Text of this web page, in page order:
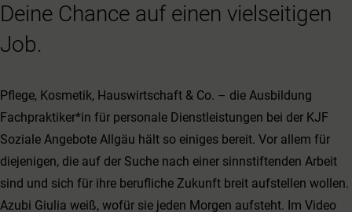
Deine Chance auf einen vielseitigen
Job.
Pflege, Kosmetik, Hauswirtschaft & Co. – die Ausbildung
Fachpraktiker*in für personale Dienstleistungen bei der KJF
Soziale Angebote Allgäu hält so einiges bereit. Vor allem für
diejenigen, die auf der Suche nach einer sinnstiftenden Arbeit
sind und sich für ihre berufliche Zukunft breit aufstellen wollen.
Azubi Giulia weiß, wofür sie jeden Morgen aufsteht. Im Video